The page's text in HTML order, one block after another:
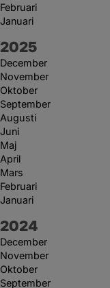
Februari
Januari
År:
2025
December
November
Oktober
September
Augusti
Juni
Maj
April
Mars
Februari
Januari
År:
2024
December
November
Oktober
September